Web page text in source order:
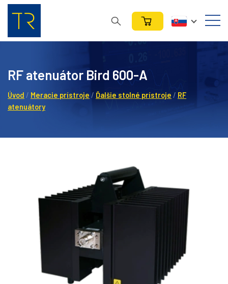
RF atenuátor Bird 600-A
Úvod / Meracie prístroje / Ďalšie stolné prístroje / RF
atenuátory